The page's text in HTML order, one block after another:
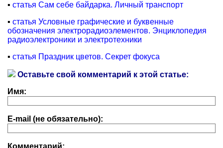
▪ статья Сам себе байдарка. Личный транспорт
▪ статья Условные графические и буквенные
обозначения электрорадиоэлементов. Энциклопедия
радиоэлектроники и электротехники
▪ статья Праздник цветов. Секрет фокуса
Оставьте свой комментарий к этой статье:
Имя:
E-mail (не обязательно):
Комментарий: